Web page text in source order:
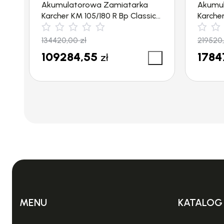
Akumulatorowa
129.0
Zamiatarka wyposażona w:
Akumulatorowa Zamiatarka
Karcher KM 105/180 R Bp Classic
(6300 m²/h)
134420,00zł
109284,55 zł
m²/h)
MENU KATALOG